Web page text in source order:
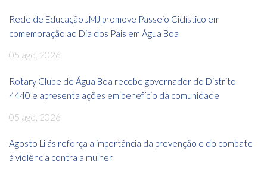
Rede de Educação JMJ promove Passeio Ciclístico em
comemoração ao Dia dos Pais em Água Boa
05 ago, 2026
Rotary Clube de Água Boa recebe governador do Distrito
4440 e apresenta ações em benefício da comunidade
05 ago, 2026
Agosto Lilás reforça a importância da prevenção e do combate
à violência contra a mulher